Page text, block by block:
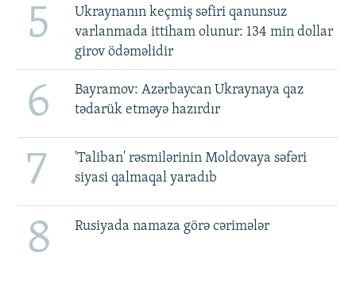
5
Ukraynanın keçmiş səfiri qanunsuz
varlanmada ittiham olunur: 134 min dollar
girov ödəməlidir
6
Bayramov: Azərbaycan Ukraynaya qaz
tədarük etməyə hazırdır
7
'Taliban' rəsmilərinin Moldovaya səfəri
siyasi qalmaqal yaradıb
8 Rusiyada namaza görə cərimələr